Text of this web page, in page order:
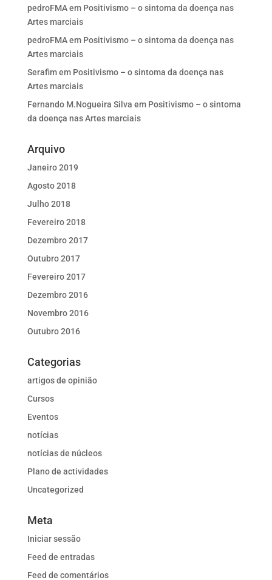
pedroFMAem Positivismo – o sintoma da doença nas
Artes marciais
pedroFMAem Positivismo – o sintoma da doença nas
Artes marciais
Serafimem Positivismo – o sintoma da doença nas
Artes marciais
Fernando M.Nogueira Silva em Positivismo – o sintoma
da doença nas Artes marciais
Arquivo
Janeiro 2019
Agosto 2018
Julho 2018
Fevereiro 2018
Dezembro 2017
Outubro 2017
Fevereiro 2017
Dezembro 2016
Novembro 2016
Outubro 2016
Categorias
artigos de opinião
Cursos
Eventos
notícias
notícias de núcleos
Plano de actividades
Uncategorized
Meta
Iniciar sessão
Feed de entradas
Feed de comentários